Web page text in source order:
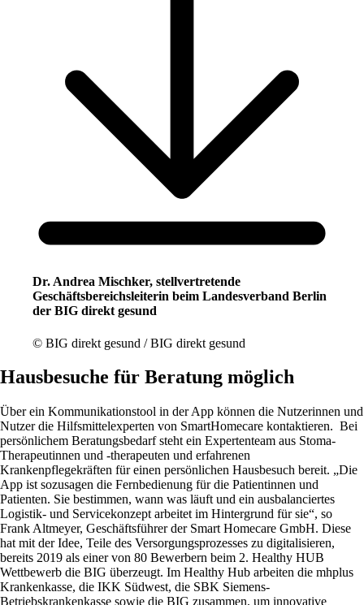
Dr. Andrea Mischker, stellvertretende
Geschäftsbereichsleiterin beim Landesverband Berlin
der BIG direkt gesund
© BIG direkt gesund / BIG direkt gesund
Hausbesuche für Beratung möglich
Über ein Kommunikationstool in der App können die Nutzerinnen und
Nutzer die Hilfsmittelexperten von SmartHomecare kontaktieren. Bei
persönlichem Beratungsbedarf steht ein Expertenteam aus Stoma-
Therapeutinnen und -therapeuten und erfahrenen
Krankenpflegekräften für einen persönlichen Hausbesuch bereit. „Die
App ist sozusagen die Fernbedienung für die Patientinnen und
Patienten. Sie bestimmen, wann was läuft und ein ausbalanciertes
Logistik- und Servicekonzept arbeitet im Hintergrund für sie“, so
Frank Altmeyer, Geschäftsführer der Smart Homecare GmbH. Diese
hat mit der Idee, Teile des Versorgungsprozesses zu digitalisieren,
bereits 2019 als einer von 80 Bewerbern beim 2. Healthy HUB
Wettbewerb die BIG überzeugt. Im Healthy Hub arbeiten die mhplus
Krankenkasse, die IKK Südwest, die SBK Siemens-
Betriebskrankenkasse sowie die BIG zusammen, um innovative